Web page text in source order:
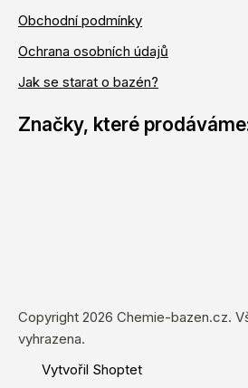
Obchodní podmínky
Ochrana osobních údajů
Jak se starat o bazén?
Vytvořil Shoptet
Copyright 2026 Chemie-bazen.cz.
vyhrazena.